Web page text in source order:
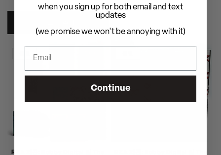
가
가
RZA 제공: Bobby Digital 및 The
RZA 제공: Bobby Digital 및 The
when you sign up for both email and text
updates
(we promise we won't be annoying with it)
Continue